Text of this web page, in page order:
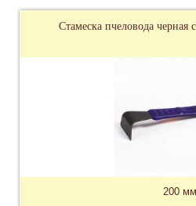
Стамеска пчеловода черная
200 мм